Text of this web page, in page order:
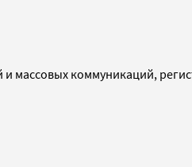
массовых коммуникаций,